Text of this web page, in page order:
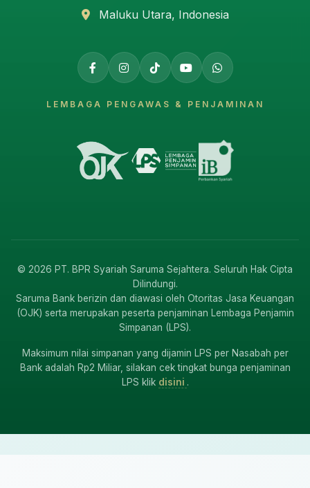
Maluku Utara, Indonesia
LEMBAGA PENGAWAS & PENJAMINAN
© 2026 PT. BPR Syariah Saruma Sejahtera. Seluruh Hak Cipta
Dilindungi.
Saruma Bank berizin dan diawasi oleh Otoritas Jasa Keuangan
(OJK) serta merupakan peserta penjaminan Lembaga Penjamin
Simpanan (LPS).
Maksimum nilai simpanan yang dijamin LPS per Nasabah per
Bank adalah Rp2 Miliar, silakan cek tingkat bunga penjaminan
LPS klik disini .